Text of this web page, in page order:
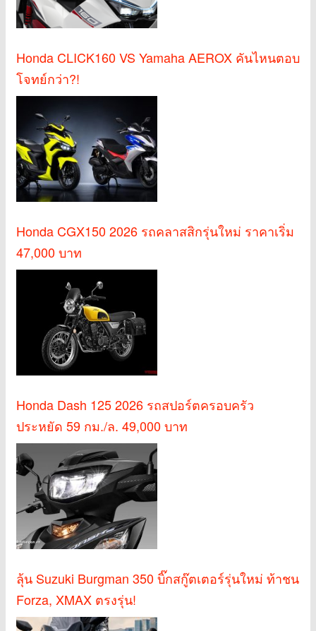
Honda CLICK160 VS Yamaha AEROX คันไหนตอบ
โจทย์กว่า?!
Honda CGX150 2026 รถคลาสสิกรุ่นใหม่ ราคาเริ่ม
47,000 บาท
Honda Dash 125 2026 รถสปอร์ตครอบครัว
ประหยัด 59 กม./ล. 49,000 บาท
ลุ้น Suzuki Burgman 350 บิ๊กสกู๊ตเตอร์รุ่นใหม่ ท้าชน
Forza, XMAX ตรงรุ่น!